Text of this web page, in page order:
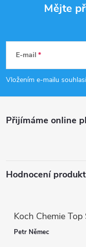
p
a
Mějte
E-mail
Vložením e-mailu
Přijímáme online
Hodnocení
Petr Němec